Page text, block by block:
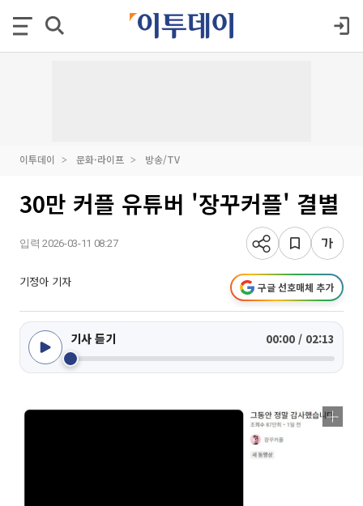
이투데이 문화·라이프 방송/TV
30만 커플 유튜버 '장꾸커플' 결별
입력 2026-03-11 08:27
기정아 기자 구글 선호매체 추가
기사 듣기 00:00 / 02:13